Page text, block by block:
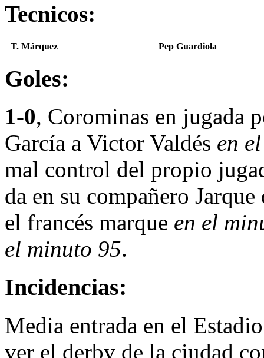
Tecnicos:
T. Márquez Pep Guardiola
Goles:
1-0, Corominas en jugada
García a Victor Valdés en
mal control del propio
da en su compañero
el francés marque en el
el minuto 95.
Incidencias:
Media entrada en el
ver el derby de la ciudad